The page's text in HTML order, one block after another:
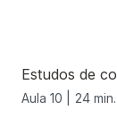
Estudos de
Aula 10 | 24 min.